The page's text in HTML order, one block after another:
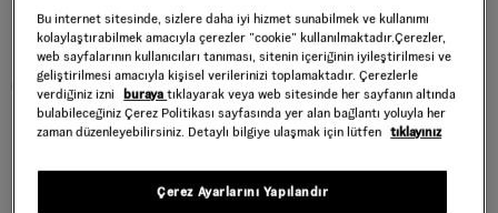
Bu internet sitesinde, sizlere daha iyi hizmet sunabilmek ve kullanımı
kolaylaştırabilmek amacıyla çerezler ”cookie” kullanılmaktadır.Çerezler,
web sayfalarının kullanıcıları tanıması, sitenin içeriğinin iyileştirilmesi ve
geliştirilmesi amacıyla kişisel verilerinizi toplamaktadır. Çerezlerle
verdiğiniz izni
burayatıklayarak veya web sitesinde her sayfanın altında
bulabileceğiniz Çerez Politikası sayfasında yer alan bağlantı yoluyla her
zaman düzenleyebilirsiniz. Detaylı bilgiye ulaşmak için lütfen tıklayınız
Çerez Ayarlarını Yapılandır